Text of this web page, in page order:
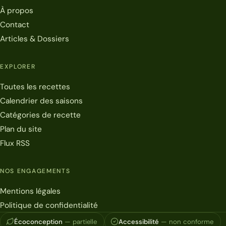
À propos
Contact
Articles & Dossiers
EXPLORER
Toutes les recettes
Calendrier des saisons
Catégories de recette
Plan du site
Flux RSS
NOS ENGAGEMENTS
Mentions légales
Politique de confidentialité
Écoconception — partielle Accessibilité — non conforme